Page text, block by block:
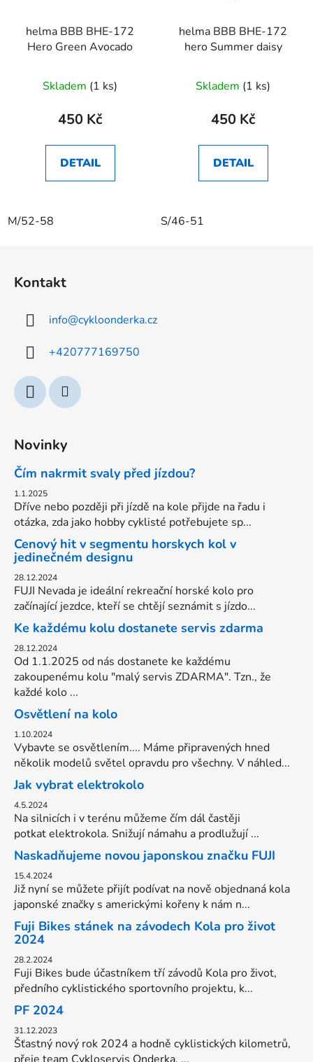
helma BBB BHE-172
Hero Green Avocado
Skladem (1 ks)
450 Kč
DETAIL
M/52-58
helma BBB BHE-172
hero Summer daisy
Skladem (1 ks)
450 Kč
DETAIL
S/46-51
Kontakt
info@cykloonderka.cz
+420777169750
Novinky
Čím nakrmit svaly před jízdou?
1.1.2025
Dříve nebo později při jízdě na kole přijde na řadu i
otázka, zda jako hobby cyklisté potřebujete sp...
Cenový hit v segmentu horskych kol v
jedinečném designu
28.12.2024
FUJI Nevada je ideální rekreační horské kolo pro
začínající jezdce, kteří se chtějí seznámit s jízdo...
Ke každému kolu dostanete servis zdarma
28.12.2024
Od 1.1.2025 od nás dostanete ke každému
zakoupenému kolu "malý servis ZDARMA". Tzn., že
každé kolo ...
Osvětlení na kolo
1.10.2024
Vybavte se osvětlením.... Máme připravených hned
několik modelů světel opravdu pro všechny. V náhled...
Jak vybrat elektrokolo
4.5.2024
Na silnicích i v terénu můžeme čím dál častěji
potkat elektrokola. Snižují námahu a prodlužují ...
Naskadňujeme novou japonskou značku FUJI
15.4.2024
Již nyní se můžete přijít podívat na nově objednaná kola
japonské značky s americkými kořeny k nám n...
Fuji Bikes stánek na závodech Kola pro život
2024
28.2.2024
Fuji Bikes bude účastníkem tří závodů Kola pro život,
předního cyklistického sportovního projektu, k...
PF 2024
31.12.2023
Šťastný nový rok 2024 a hodně cyklistických kilometrů,